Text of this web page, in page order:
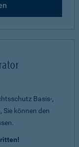
Basis-,
können den